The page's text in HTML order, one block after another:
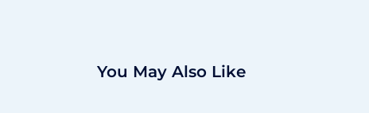
You May Also Like